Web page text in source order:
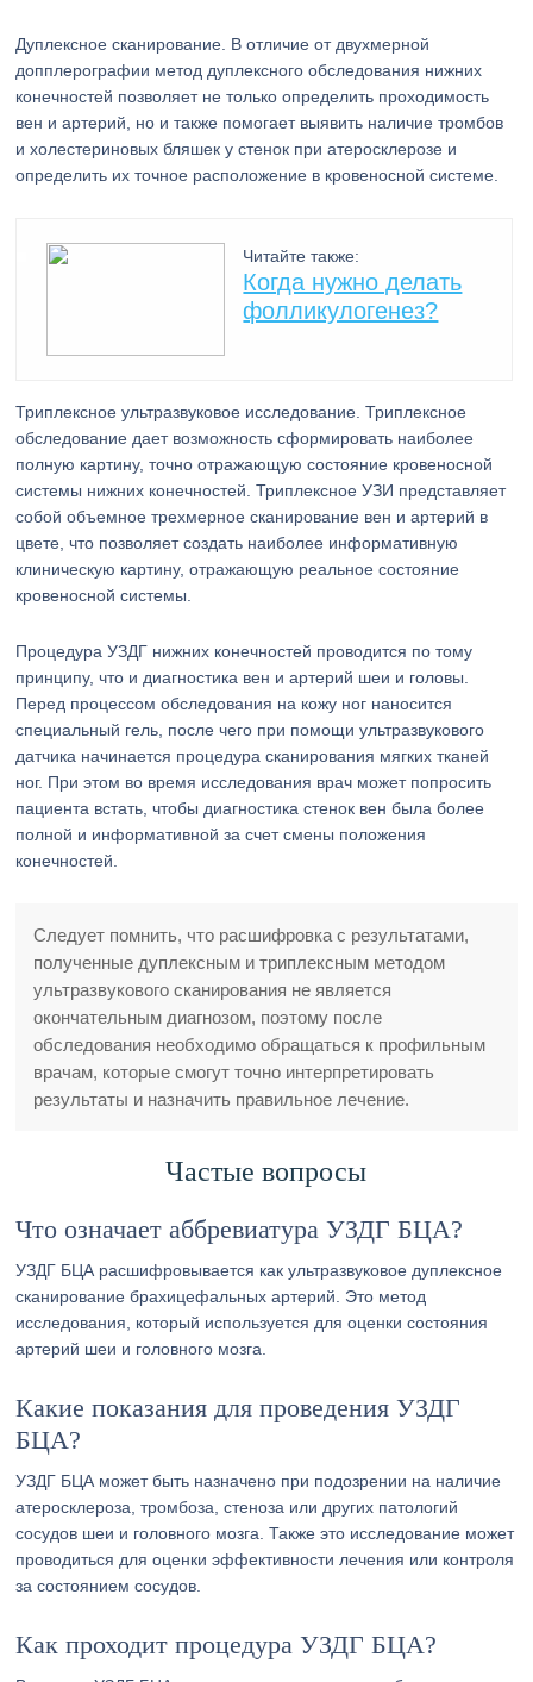
Дуплексное сканирование. В отличие от двухмерной
допплерографии метод дуплексного обследования нижних
конечностей позволяет не только определить проходимость
вен и артерий, но и также помогает выявить наличие тромбов
и холестериновых бляшек у стенок при атеросклерозе и
определить их точное расположение в кровеносной системе.
Читайте также:
Когда нужно делать
фолликулогенез?
Триплексное ультразвуковое исследование. Триплексное
обследование дает возможность сформировать наиболее
полную картину, точно отражающую состояние кровеносной
системы нижних конечностей. Триплексное УЗИ представляет
собой объемное трехмерное сканирование вен и артерий в
цвете, что позволяет создать наиболее информативную
клиническую картину, отражающую реальное состояние
кровеносной системы.
Процедура УЗДГ нижних конечностей проводится по тому
принципу, что и диагностика вен и артерий шеи и головы.
Перед процессом обследования на кожу ног наносится
специальный гель, после чего при помощи ультразвукового
датчика начинается процедура сканирования мягких тканей
ног. При этом во время исследования врач может попросить
пациента встать, чтобы диагностика стенок вен была более
полной и информативной за счет смены положения
конечностей.
Следует помнить, что расшифровка с результатами,
полученные дуплексным и триплексным методом
ультразвукового сканирования не является
окончательным диагнозом, поэтому после
обследования необходимо обращаться к профильным
врачам, которые смогут точно интерпретировать
результаты и назначить правильное лечение.
Частые вопросы
Что означает аббревиатура УЗДГ БЦА?
УЗДГ БЦА расшифровывается как ультразвуковое дуплексное
сканирование брахицефальных артерий. Это метод
исследования, который используется для оценки состояния
артерий шеи и головного мозга.
Какие показания для проведения УЗДГ
БЦА?
УЗДГ БЦА может быть назначено при подозрении на наличие
атеросклероза, тромбоза, стеноза или других патологий
сосудов шеи и головного мозга. Также это исследование может
проводиться для оценки эффективности лечения или контроля
за состоянием сосудов.
Как проходит процедура УЗДГ БЦА?